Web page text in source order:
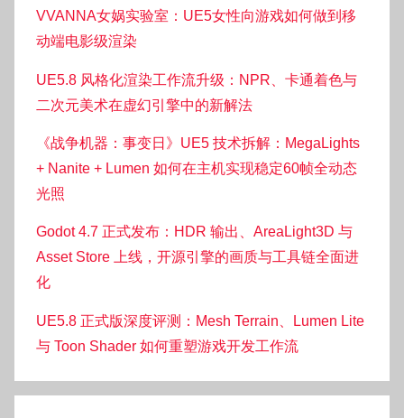
VVANNA女娲实验室：UE5女性向游戏如何做到移
动端电影级渲染
UE5.8 风格化渲染工作流升级：NPR、卡通着色与
二次元美术在虚幻引擎中的新解法
《战争机器：事变日》UE5 技术拆解：MegaLights
+ Nanite + Lumen 如何在主机实现稳定60帧全动态
光照
Godot 4.7 正式发布：HDR 输出、AreaLight3D 与
Asset Store 上线，开源引擎的画质与工具链全面进
化
UE5.8 正式版深度评测：Mesh Terrain、Lumen Lite
与 Toon Shader 如何重塑游戏开发工作流